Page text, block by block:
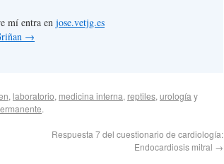
mí entra en jose.vetjg.es
→
, laboratorio, medicina interna, reptiles,urologíay
.
Respuesta 7 del cuestionario de cardiología:
Endocardiosis mitral →